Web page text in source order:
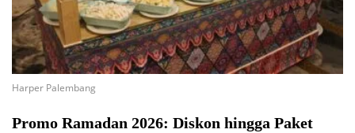
Harper Palembang
Promo Ramadan 2026: Diskon hingga Paket